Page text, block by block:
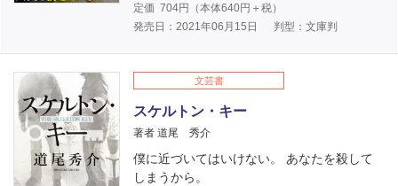
定価 704円（本体640円＋税）
発売日：2021年06月15日
判型：文庫判
文芸書
スケルトン・キー
著者 道尾 秀介
僕に近づいてはいけない。 あなたを殺して
しまうから。